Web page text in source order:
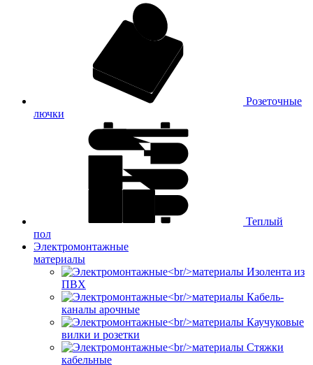
Розеточные
лючки
Теплый
пол
Электромонтажные
материалы
Изолента из
ПВХ
Кабель-
каналы арочные
Каучуковые
вилки и розетки
Стяжки
кабельные